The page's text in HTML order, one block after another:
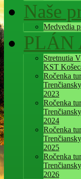
Naše
Medvedia
PLÁN
Stretnutia
KST
Ročenka
2023
Ročenka
2024
Ročenka
2025
Ročenka
2026